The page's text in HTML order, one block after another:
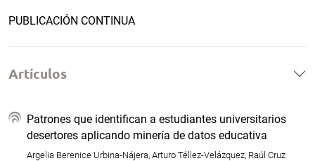
PUBLICACIÓN CONTINUA
Artículos
Patrones que identifican a estudiantes universitarios
desertores aplicando minería de datos educativa
Argelia Berenice Urbina-Nájera, Arturo Téllez-Velázquez, Raúl Cruz